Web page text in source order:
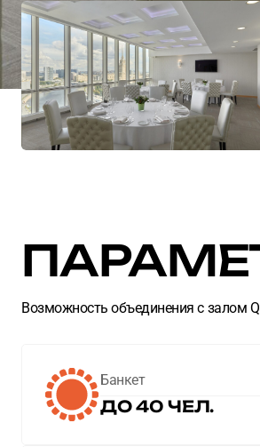
Возможность объединения с залом
Банкет
ДО 40 ЧЕЛ.